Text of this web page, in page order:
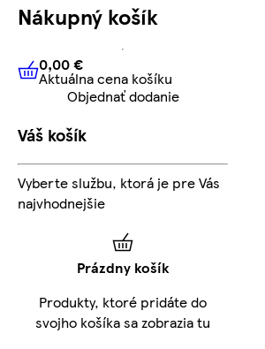
Nákupný košík
0,00 € Aktuálna cena košíku
0,00 €
Aktuálna cena košíku
Objednať dodanie
Váš košík
Vyberte službu, ktorá je pre Vás
najvhodnejšie
Prázdny košík
Produkty, ktoré pridáte do
svojho košíka sa zobrazia tu